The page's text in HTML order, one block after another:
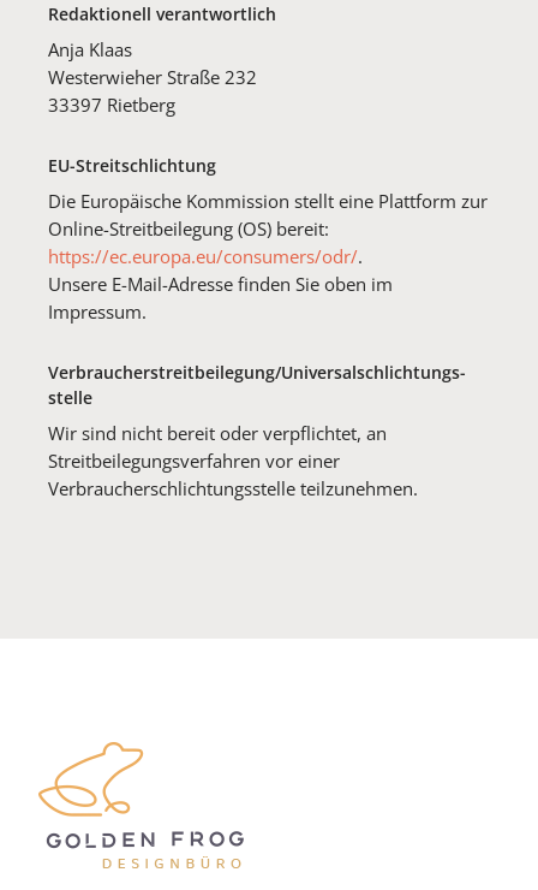
Redaktionell verantwortlich
Anja Klaas
Westerwieher Straße 232
33397 Rietberg
EU-Streitschlichtung
Die Europäische Kommission stellt eine Plattform zur
Online-Streitbeilegung (OS) bereit:
https://ec.europa.eu/consumers/odr/.
Unsere E-Mail-Adresse finden Sie oben im
Impressum.
Verbraucher­streit­beilegung/Universal­schlichtungs­
stelle
Wir sind nicht bereit oder verpflichtet, an
Streitbeilegungsverfahren vor einer
Verbraucherschlichtungsstelle teilzunehmen.